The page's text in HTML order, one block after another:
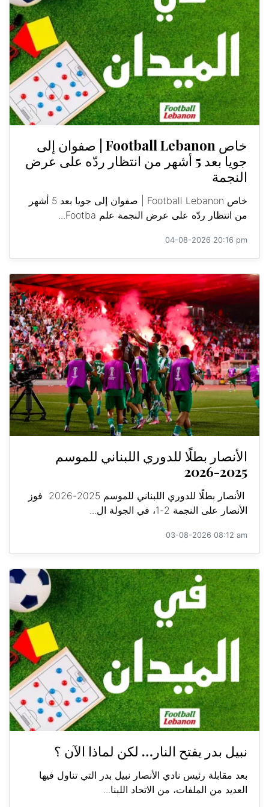
خاص Football Lebanon | صفوان إلى
جويا بعد 5 أشهر من انتظار ردّه على عرض
النجمة
خاص Football Lebanon | صفوان إلى جويا بعد 5 أشهر
من انتظار ردّه على عرض النجمة علم Footba...
04-08-2026 20:16 pm
الأنصار بطلًا للدوري اللبناني للموسم
2025-2026
الأنصار بطلًا للدوري اللبناني للموسم 2025-2026 فوز
الأنصار على النجمة 2-1، في الجولة ال...
03-08-2026 08:12 am
نبيل بدر يفتح النار… لكن لماذا الآن ؟
بعد مقابلة رئيس نادي الأنصار نبيل بدر التي تناول فيها
العديد من الملفات، من الاتحاد اللبنا...